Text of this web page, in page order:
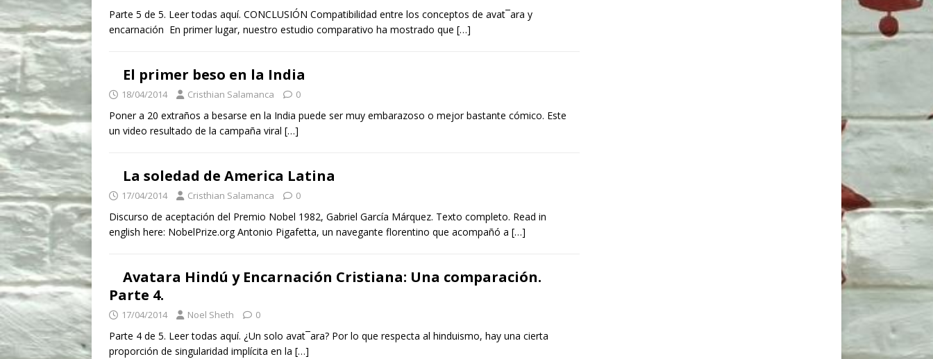
Parte 5 de 5. Leer todas aquí. CONCLUSIÓN Compatibilidad entre los conceptos de avat¯ara y
encarnación En primer lugar, nuestro estudio comparativo ha mostrado que […]
El primer beso en la India
18/04/2014 Cristhian Salamanca 0
Poner a 20 extraños a besarse en la India puede ser muy embarazoso o mejor bastante cómico. Este
un video resultado de la campaña viral […]
La soledad de America Latina
17/04/2014 Cristhian Salamanca 0
Discurso de aceptación del Premio Nobel 1982, Gabriel García Márquez. Texto completo. Read in
english here: NobelPrize.org Antonio Pigafetta, un navegante florentino que acompañó a […]
Avatara Hindú y Encarnación Cristiana: Una comparación.
Parte 4.
17/04/2014 Noel Sheth 0
Parte 4 de 5. Leer todas aquí. ¿Un solo avat¯ara? Por lo que respecta al hinduismo, hay una cierta
proporción de singularidad implícita en la […]